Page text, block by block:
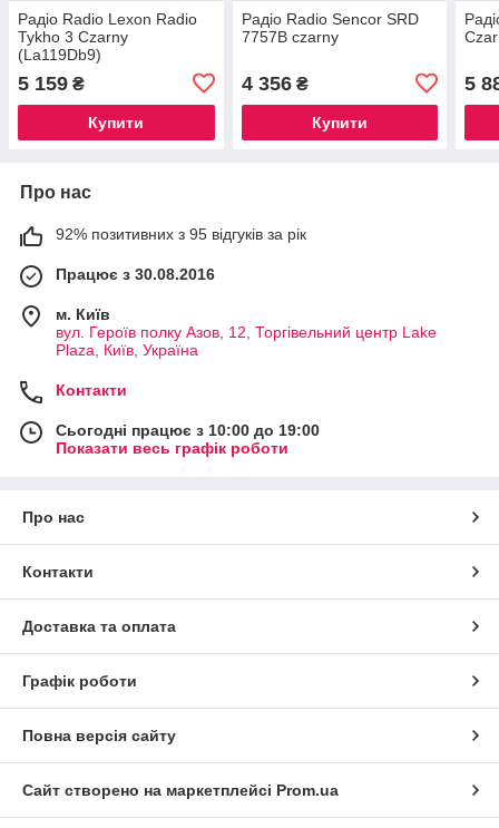
Радіо Radio Lexon Radio
Tykho 3 Czarny
(La119Db9)
5 159 ₴
Купити
Радіо Radio Sencor SRD
7757B czarny
4 356₴
Купити
5
Про нас
92% позитивних з 95 відгуків за рік
Працює з 30.08.2016
м. Київ
вул. Героїв полку Азов, 12, Торгівельний центр Lake
Plaza, Київ, Україна
Контакти
Сьогодні працює з 10:00 до 19:00
Показати весь графік роботи
Про нас
Контакти
Доставка та оплата
Графік роботи
Повна версія сайту
Сайт створено на маркетплейсі Prom.ua